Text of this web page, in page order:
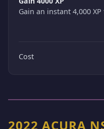
Gain an instant 4,000
Cost
2022 ACURA